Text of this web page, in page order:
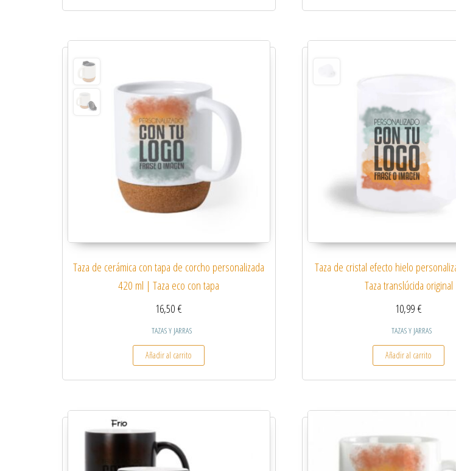
Taza de cerámica con tapa de corcho personalizada
420 ml | Taza eco con tapa
16,50€
TAZAS Y JARRAS
Añadir al carrito
Taza de cristal efecto hielo
Taza translúcida original
10,99€
TAZAS Y JARRAS
Añadir al carrito